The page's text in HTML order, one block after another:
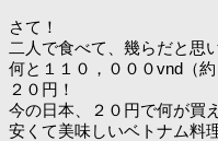
さて！
二人で食べて、幾らだと思
何と１１０，０００vnd（
２０円！
今の日本、２０円で何が買
安くて美味しいベトナム料